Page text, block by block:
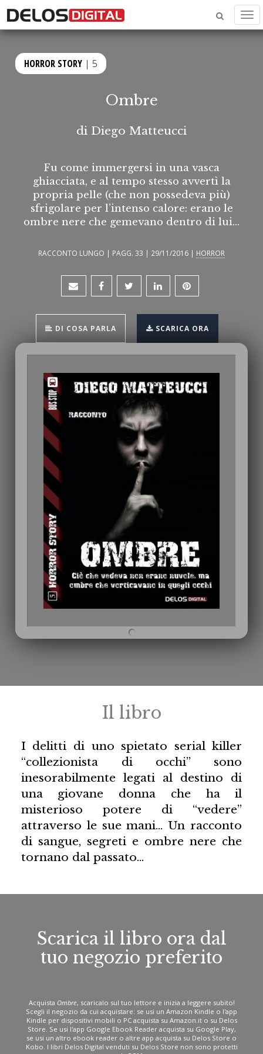
HORROR STORY | 5
Ombre
di Diego Matteucci
Fu come immergersi in una vasca
ghiacciata, e al tempo stesso avvertì la
propria pelle (che non possedeva più)
sfrigolare per l’intenso calore: erano le
ombre nere che gemevano dentro di lui...
RACCONTO LUNGO | PAGG. 33 | 29/11/2016 | HORROR
DI COSA PARLA SCARICA ORA
Il libro
I delitti di uno spietato serial killer
“collezionista di occhi” sono
inesorabilmente legati al destino di
una giovane donna che ha il
misterioso potere di “vedere”
attraverso le sue mani… Un racconto
di sangue, segreti e ombre nere che
tornano dal passato…
Scarica il libro ora dal
tuo negozio preferito
Acquista Ombre, scaricalo sul tuo lettore e inizia a leggere subito!
Scegli il negozio da cui acquistare: se usi un Amazon Kindle o l'app
Kindle per dispositivi mobili o PC acquista su Amazon.it o su Delos
Store. Se usi l'app Google Ebook Reader acquista su Google Play,
se usi un altro ebook reader o altre app acquista su Delos Store o
Kobo. I libri Delos Digital venduti su Delos Store non sono protetti